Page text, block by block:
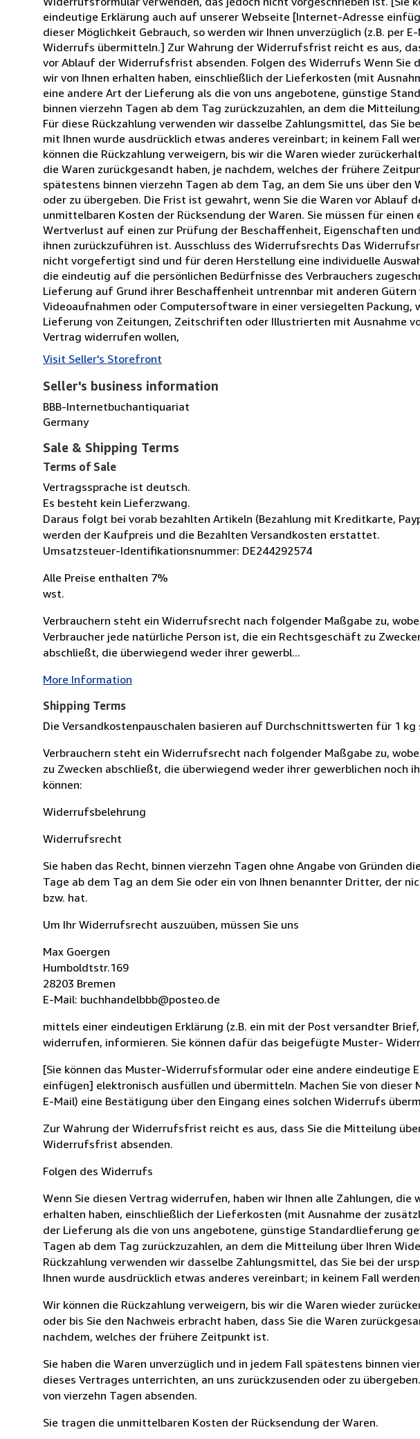
eindeutige Erklärung auch auf unserer Webseite [Internet-Adresse
dieser Möglichkeit Gebrauch, so werden wir Ihnen unverzüglich (z.B. per
Widerrufs übermitteln.] Zur Wahrung der Widerrufsfrist reicht es aus,
vor Ablauf der Widerrufsfrist absenden. Folgen des Widerrufs Wenn Sie
wir von Ihnen erhalten haben, einschließlich der Lieferkosten (mit
eine andere Art der Lieferung als die von uns angebotene, günstige
binnen vierzehn Tagen ab dem Tag zurückzuzahlen, an dem die
Für diese Rückzahlung verwenden wir dasselbe Zahlungsmittel, das Sie
mit Ihnen wurde ausdrücklich etwas anderes vereinbart; in keinem Fall
können die Rückzahlung verweigern, bis wir die Waren wieder
die Waren zurückgesandt haben, je nachdem, welches der frühere
spätestens binnen vierzehn Tagen ab dem Tag, an dem Sie uns über
oder zu übergeben. Die Frist ist gewahrt, wenn Sie die Waren vor Ablauf
unmittelbaren Kosten der Rücksendung der Waren. Sie müssen für
Wertverlust auf einen zur Prüfung der Beschaffenheit, Eigenschaften
ihnen zurückzuführen ist. Ausschluss des Widerrufsrechts Das
nicht vorgefertigt sind und für deren Herstellung eine individuelle
die eindeutig auf die persönlichen Bedürfnisse des Verbrauchers
Lieferung auf Grund ihrer Beschaffenheit untrennbar mit anderen
Videoaufnahmen oder Computersoftware in einer versiegelten
Lieferung von Zeitungen, Zeitschriften oder Illustrierten mit Ausnahme
Vertrag widerrufen wollen,
Visit Seller's Storefront
Seller's business information
BBB-Internetbuchantiquariat
Germany
Sale & Shipping Terms
Terms of Sale
Vertragssprache ist deutsch.
Es besteht kein Lieferzwang.
Daraus folgt bei vorab bezahlten Artikeln (Bezahlung mit Kreditkarte,
werden der Kaufpreis und die Bezahlten Versandkosten erstattet.
Umsatzsteuer-Identifikationsnummer: DE244292574
Alle Preise enthalten 7%
wst.
Verbrauchern steht ein Widerrufsrecht nach folgender Maßgabe zu,
Verbraucher jede natürliche Person ist, die ein Rechtsgeschäft zu
abschließt, die überwiegend weder ihrer gewerbl...
More Information
Shipping Terms
Die Versandkostenpauschalen basieren auf Durchschnittswerten für 1 kg
Verbrauchern steht ein Widerrufsrecht nach folgender Maßgabe zu,
zu Zwecken abschließt, die überwiegend weder ihrer gewerblichen
können:
Widerrufsbelehrung
Widerrufsrecht
Sie haben das Recht, binnen vierzehn Tagen ohne Angabe von
Tage ab dem Tag an dem Sie oder ein von Ihnen benannter Dritter, der
bzw. hat.
Um Ihr Widerrufsrecht auszuüben, müssen Sie uns
Max Goergen
Humboldtstr.169
28203 Bremen
E-Mail: buchhandelbbb@posteo.de
mittels einer eindeutigen Erklärung (z.B. ein mit der Post versandter
widerrufen, informieren. Sie können dafür das beigefügte Muster-
[Sie können das Muster-Widerrufsformular oder eine andere eindeutige
einfügen] elektronisch ausfüllen und übermitteln. Machen Sie von dieser
E-Mail) eine Bestätigung über den Eingang eines solchen Widerrufs
Zur Wahrung der Widerrufsfrist reicht es aus, dass Sie die Mitteilung
Widerrufsfrist absenden.
Folgen des Widerrufs
Wenn Sie diesen Vertrag widerrufen, haben wir Ihnen alle Zahlungen, die
erhalten haben, einschließlich der Lieferkosten (mit Ausnahme der
der Lieferung als die von uns angebotene, günstige Standardlieferung
Tagen ab dem Tag zurückzuzahlen, an dem die Mitteilung über Ihren
Rückzahlung verwenden wir dasselbe Zahlungsmittel, das Sie bei der
Ihnen wurde ausdrücklich etwas anderes vereinbart; in keinem Fall
Wir können die Rückzahlung verweigern, bis wir die Waren wieder
oder bis Sie den Nachweis erbracht haben, dass Sie die Waren
nachdem, welches der frühere Zeitpunkt ist.
Sie haben die Waren unverzüglich und in jedem Fall spätestens binnen
dieses Vertrages unterrichten, an uns zurückzusenden oder zu
von vierzehn Tagen absenden.
Sie tragen die unmittelbaren Kosten der Rücksendung der Waren.